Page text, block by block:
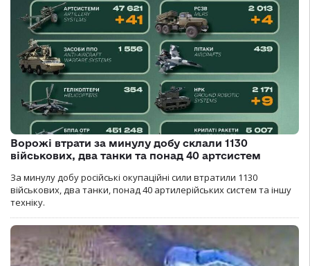
Ворожі втрати за минулу добу склали 1130
військових, два танки та понад 40 артсистем
За минулу добу російські окупаційні сили втратили 1130
військових, два танки, понад 40 артилерійських систем та іншу
техніку.